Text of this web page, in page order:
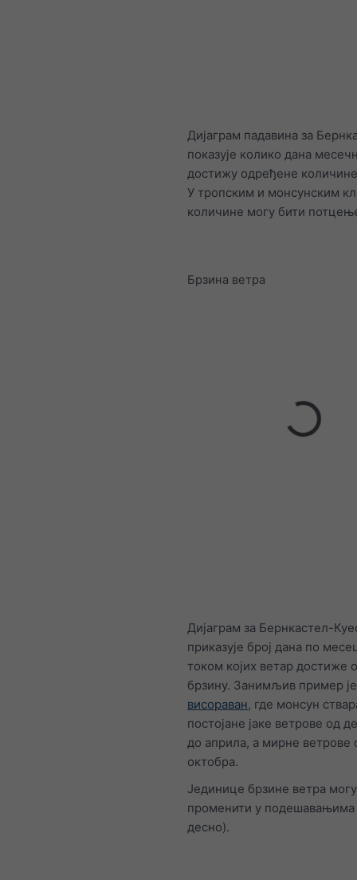
Дијаграм падавина за
показује колико дана
достижу одређене
У тропским и монсунским
количине могу бити
Брзина ветра
Дијаграм за Бернкастел-
приказује број дана по
током којих ветар достиже
брзину. Занимљив пример
висораван, где монсун
постојане јаке ветрове од
до априла, а мирне ветрове
октобра.
Јединице брзине ветра
променити у подешавањима
десно).